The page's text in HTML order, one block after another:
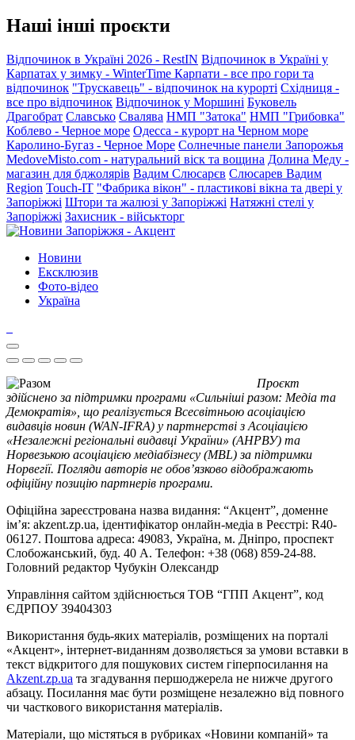
Наші інші проєкти
Відпочинок в Україні 2026 - RestIN Відпочинок в Україні у
Карпатах у зимку - WinterTime Карпати - все про гори та
відпочинок "Трускавець" - відпочинок на курорті Східниця -
все про відпочинок Відпочинок у Моршині Буковель
Драгобрат Славсько Свалява НМП "Затока" НМП "Грибовка"
Коблево - Черное море Одесса - курорт на Черном море
Каролино-Бугаз - Черное Море Солнечные панели Запорожья
MedoveMisto.com - натуральний віск та вощина Долина Меду -
магазин для бджолярів Вадим Слюсарєв Слюсарев Вадим
Region Touch-IT "Фабрика вікон" - пластикові вікна та двері у
Запоріжжі Штори та жалюзі у Запоріжжі Натяжні стелі у
Запоріжжі Захисник - військторг
Новини
Ексклюзив
Фото-відео
Україна
Проєкт
здійснено за підтримки програми «Сильніші разом: Медіа та
Демократія», що реалізується Всесвітньою асоціацією
видавців новин (WAN-IFRA) у партнерстві з Асоціацією
«Незалежні регіональні видавці України» (АНРВУ) та
Норвезькою асоціацією медіабізнесу (MBL) за підтримки
Норвегії. Погляди авторів не обов’язково відображають
офіційну позицію партнерів програми.
Офіційна зареєстрована назва видання: “Акцент”, доменне
ім’я: akzent.zp.ua, ідентифікатор онлайн-медіа в Реєстрі: R40-
06127. Поштова адреса: 49083, Україна, м. Дніпро, проспект
Слобожанський, буд. 40 А. Телефон: +38 (068) 859-24-88.
Головний редактор Чубукін Олександр
Управління сайтом здійснюється ТОВ “ГПП Акцент”, код
ЄДРПОУ 39404303
Використання будь-яких матеріалів, розміщених на порталі
«Акцент», інтернет-виданням дозволяється за умови вставки в
текст відкритого для пошукових систем гіперпосилання на
Akzent.zp.ua та згадування першоджерела не нижче другого
абзацу. Посилання має бути розміщене незалежно від повного
чи часткового використання матеріалів.
Матеріали, що містяться в рубриках «Новини компаній» та